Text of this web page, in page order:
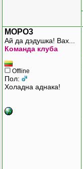
MOPO3
Ай да дэдушка! Вах...
Команда клуба
Offline
Пол:
Холадна аднака!